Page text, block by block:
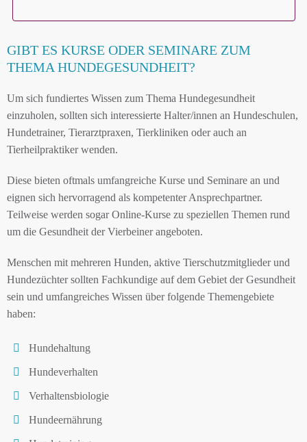
GIBT ES KURSE ODER SEMINARE ZUM
THEMA HUNDEGESUNDHEIT?
Um sich fundiertes Wissen zum Thema Hundegesundheit
einzuholen, sollten sich interessierte Halter/innen an Hundeschulen,
Hundetrainer, Tierarztpraxen, Tierkliniken oder auch an
Tierheilpraktiker wenden.
Diese bieten oftmals umfangreiche Kurse und Seminare an und
eignen sich hervorragend als kompetenter Ansprechpartner.
Teilweise werden sogar Online-Kurse zu speziellen Themen rund
um die Gesundheit der Vierbeiner angeboten.
Menschen mit mehreren Hunden, aktive Tierschutzmitglieder und
Hundezüchter sollten Fachkundige auf dem Gebiet der Gesundheit
sein und umfangreiches Wissen über folgende Themengebiete
haben:
Hundehaltung
Hundeverhalten
Verhaltensbiologie
Hundeernährung